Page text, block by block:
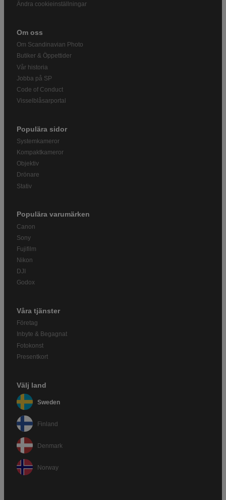
Ändra cookieinställningar
Om oss
Om Scandinavian Photo
Butiker & Öppettider
Vår historia
Jobba på SP
Code of Conduct
Visselblåsarportal
Populära sidor
Systemkameror
Kompaktkameror
Objektiv
Drönare
Stativ
Populära varumärken
Canon
Sony
Fujifilm
Nikon
DJI
Godox
Våra tjänster
Företag
Inbyte & Begagnat
Fotokonst
Presentkort
Välj land
Sweden
Finland
Denmark
Norway